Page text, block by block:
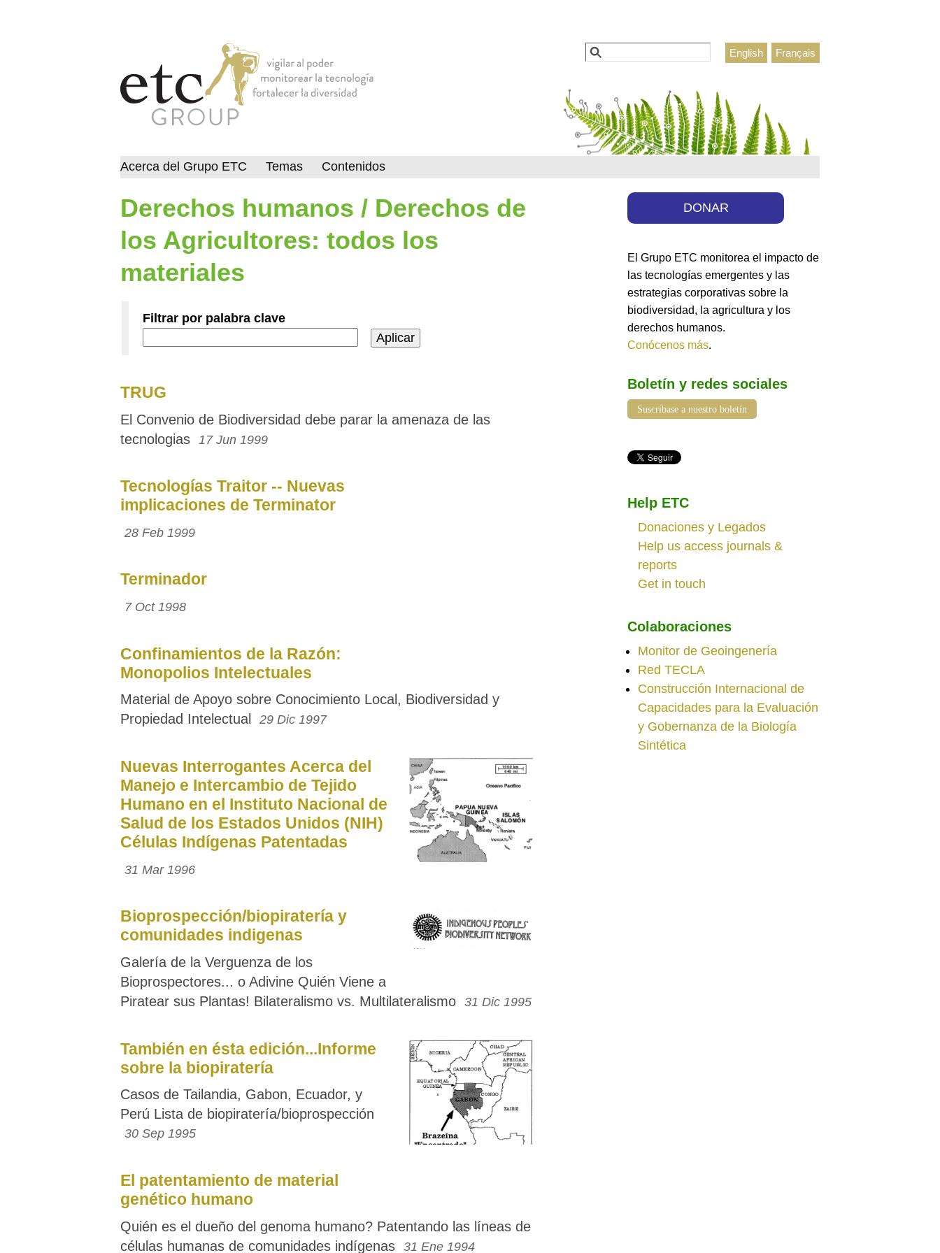
Français
English
Formulario de búsqueda
Buscar
Derechos humanos / Derechos de
los Agricultores: todos los
materiales
Filtrar por palabra clave
TRUG
El Convenio de Biodiversidad debe parar la amenaza de las
tecnologias
17 Jun 1999
Tecnologías Traitor -- Nuevas
implicaciones de Terminator
28 Feb 1999
Terminador
7 Oct 1998
Confinamientos de la Razón:
Monopolios Intelectuales
Material de Apoyo sobre Conocimiento Local, Biodiversidad y
Propiedad Intelectual
29 Dic 1997
Nuevas Interrogantes Acerca del
Manejo e Intercambio de Tejido
Humano en el Instituto Nacional de
Salud de los Estados Unidos (NIH)
Células Indígenas Patentadas
31 Mar 1996
Bioprospección/biopiratería y
comunidades indigenas
Galería de la Verguenza de los
Bioprospectores... o Adivine Quién Viene a
Piratear sus Plantas! Bilateralismo vs. Multilateralismo 31 Dic 1995
También en ésta edición...Informe
sobre la biopiratería
Casos de Tailandia, Gabon, Ecuador, y
Perú Lista de biopiratería/bioprospección
30 Sep 1995
El patentamiento de material
genético humano
Quién es el dueño del genoma humano? Patentando las líneas de
células humanas de comunidades indígenas 31 Ene 1994
Acerca del Grupo ETC Temas Contenidos
DONAR
El Grupo ETC monitorea el impacto de
las tecnologías emergentes y las
estrategias corporativas sobre la
biodiversidad, la agricultura y los
derechos humanos.
Conócenos más
Boletín y redes sociales
Suscríbase a nuestro boletín
Help ETC
Donaciones y Legados
Help us access journals &
reports
Get in touch
Colaboraciones
Monitor de Geoingenería
Red TECLA
Construcción Internacional de
Capacidades para la Evaluación
y Gobernanza de la Biología
Sintética